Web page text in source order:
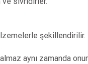
şekillendirilir.
aynı zamanda